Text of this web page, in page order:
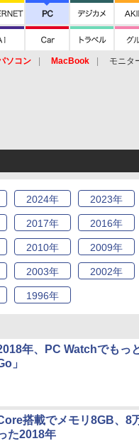
ソコン MacBook モニタ
2024年 2023年
2017年 2016年
2010年 2009年
2003年 2002年
1996年
年、PC Watchでもっ
」
搭載でメモリ8GB、8
た2018年